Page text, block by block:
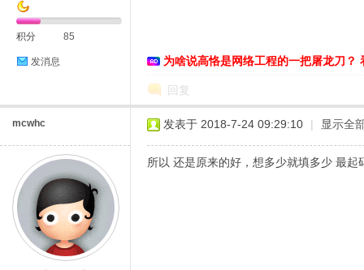
积分 85
发消息 为啥说高恪是网络工程的一把屠龙刀？
回复
mcwhc 发表于 2018-7-24 09:29:10 | 显示全
所以 还是原来的好，想多少就填多少 最